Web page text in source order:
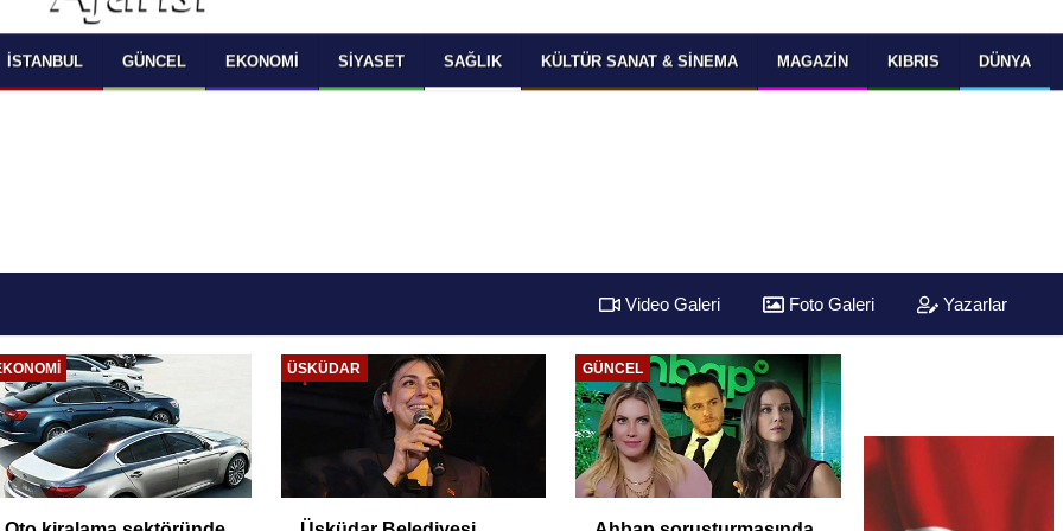
SELECT LANGUAGE YOU WOULD TO READ
OKUMAK İSTEDİĞİNİZ DİLİ SEÇİNİZ
Powered by
Translate
İSTANBUL GÜNCEL EKONOMI SIYASET SAĞLIK KÜLTÜR SANAT & SINEMA MAGAZIN KIBRIS DÜNYA
Video Galeri Foto Galeri Yazarlar
ÜSKÜDAR GÜNCEL